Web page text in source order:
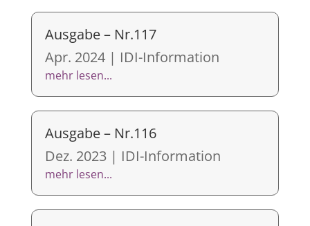
Ausgabe – Nr.117
Apr. 2024| IDI-Information
mehr lesen...
Ausgabe – Nr.116
Dez. 2023| IDI-Information
mehr lesen...